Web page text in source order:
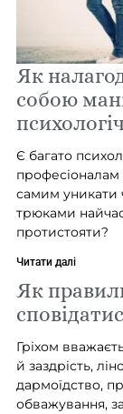
Як
собою
Є багато
самим уникати
трюками
протистояти?
Читати далі
Як
Гріхом
й заздрість,
дармоїдство,
обважування,